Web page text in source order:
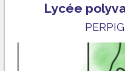
Lycée